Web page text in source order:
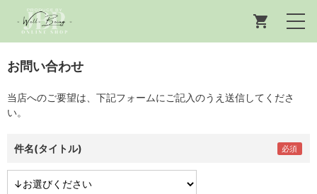
お問い合わせ
当店へのご要望は、下記フォームにご記入のうえ送信してくださ
い。
件名(タイトル)